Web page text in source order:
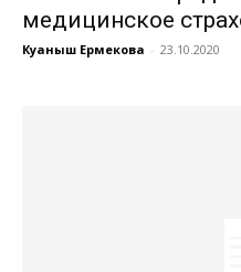
медицинское
Куаныш Ермекова - 23.10.2020